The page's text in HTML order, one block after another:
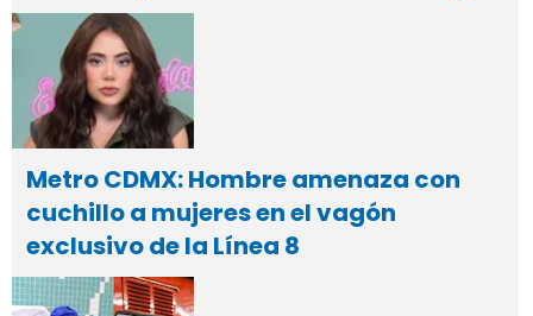
Metro CDMX: Hombre amenaza con
cuchillo a mujeres en el vagón
exclusivo de la Línea 8